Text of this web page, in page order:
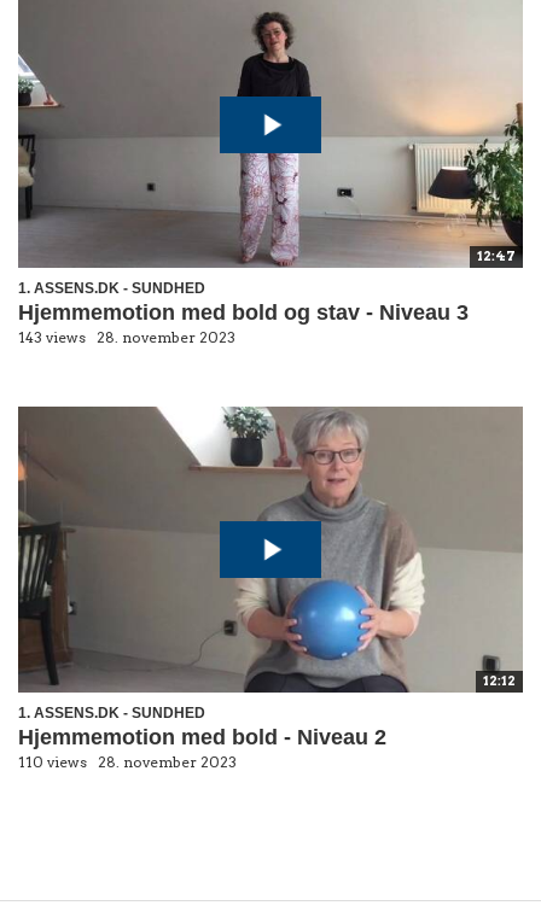
12:47
1. ASSENS.DK - SUNDHED
Hjemmemotion med bold og stav - Niveau 3
143 views 28. november 2023
12:12
1. ASSENS.DK - SUNDHED
Hjemmemotion med bold - Niveau 2
110 views 28. november 2023